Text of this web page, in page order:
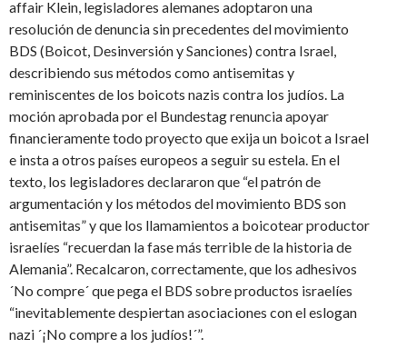
affair Klein, legisladores alemanes adoptaron una
resolución de denuncia sin precedentes del movimiento
BDS (Boicot, Desinversión y Sanciones) contra Israel,
describiendo sus métodos como antisemitas y
reminiscentes de los boicots nazis contra los judíos. La
moción aprobada por el Bundestag renuncia apoyar
financieramente todo proyecto que exija un boicot a Israel
e insta a otros países europeos a seguir su estela. En el
texto, los legisladores declararon que “el patrón de
argumentación y los métodos del movimiento BDS son
antisemitas” y que los llamamientos a boicotear productor
israelíes “recuerdan la fase más terrible de la historia de
Alemania”. Recalcaron, correctamente, que los adhesivos
´No compre´ que pega el BDS sobre productos israelíes
“inevitablemente despiertan asociaciones con el eslogan
nazi ´¡No compre a los judíos!´”.